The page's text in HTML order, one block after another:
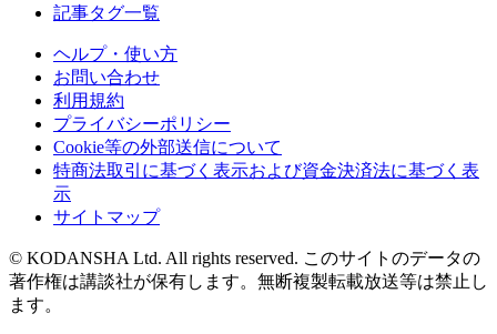
記事タグ一覧
ヘルプ・使い方
お問い合わせ
利用規約
プライバシーポリシー
Cookie等の外部送信について
特商法取引に基づく表示および資金決済法に基づく表
示
サイトマップ
© KODANSHA Ltd. All rights reserved. このサイトのデータの
著作権は講談社が保有します。無断複製転載放送等は禁止し
ます。